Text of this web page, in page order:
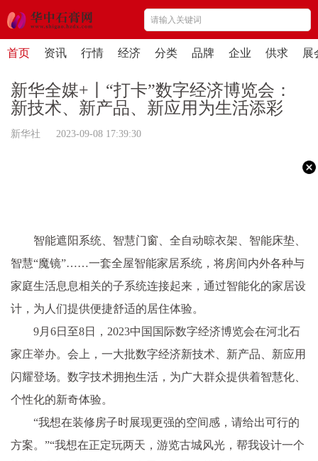
首页 资讯 行情 经济 分类 品牌 企业 供求 展
新华全媒+丨“打卡”数字经济博览会：
新技术、新产品、新应用为生活添彩
新华社 2023-09-08 17:39:30
智能遮阳系统、智慧门窗、全自动晾衣架、智能床垫、
智慧“魔镜”……一套全屋智能家居系统，将房间内外各种与
家庭生活息息相关的子系统连接起来，通过智能化的家居设
计，为人们提供便捷舒适的居住体验。
9月6日至8日，2023中国国际数字经济博览会在河北石
家庄举办。会上，一大批数字经济新技术、新产品、新应用
闪耀登场。数字技术拥抱生活，为广大群众提供着智慧化、
个性化的新奇体验。
“我想在装修房子时展现更强的空间感，请给出可行的
方案。”“我想在正定玩两天，游览古城风光，帮我设计一个